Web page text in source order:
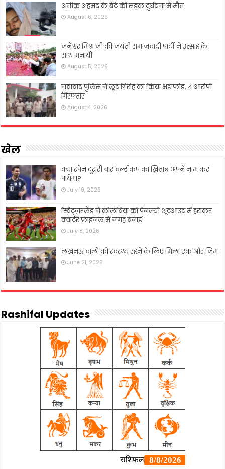
अतीक़ अहमद के बेटे की सड़क दुर्घटना में मौत
August 6, 2026
जनेश्वर मिश्र जी की जयंती समाजवादी पार्टी ने उत्साह के
साथ मनायी
August 5, 2026
नवाबाद पुलिस ने लूट गिरोह का किया भंडाफोड़, 4 आरोपी
गिरफ्तार
August 4, 2026
खेल
क्या स्पेन दूसरी बार वर्ल्ड कप का ख़िताब अपने नाम कर
पायेगा?
July 19, 2026
स्विट्ज़रलैंड ने कोलंबिया को पेनल्टी शूटआउट में हराकर
क्वार्टर फ़ाइनल में जगह बनाई
July 8, 2026
लखनऊ वालो को स्वस्थ्य रहने के लिए मिला एक और जिम
June 21, 2026
Rashifal Updates